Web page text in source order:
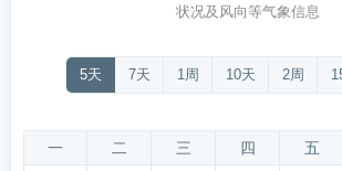
状况及风向等气象信息
5天 7天 1周 10天 2周
一 二 三 四 五